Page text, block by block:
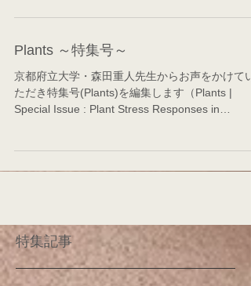
Plants ～特集号～
京都府立大学・森田重人先生からお声をかけてい
ただき特集号(Plants)を編集します（Plants |
Special Issue : Plant Stress Responses in
特集記事